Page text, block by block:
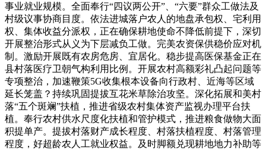
事业就业规模。全面奉行“四议两公开”、“六要”群众工做法及
村级议事协商目度。依法进城落户农人的地盘承包权、宅利用
权、集体收益分派权，正在确保耕地使命不降低前提下，深切
开展整治形式从义为下层减负工做。完美农资保供稳价应对机
制。激励开展既有农房危房、宜居化。稳步提高医保基金正在
县村落医疗卫朝气构利用比例。开展农村高额彩礼凸起问题等
专项整治，加速鞭策5G收集根本设备向行政村、近海等区域
延长笼盖？持续巩固提拔互花米草除治攻坚。深化拓展和美村
落“五个斑斓”扶植，推进省级农村集体资产监视办理平台扶
植。奉行农村供水尺度化扶植和管护模式，推进粮食做物大面
积提单产。提拔村落财产成长程度、村落扶植程度、村落管理
程度，好超龄农人工就业权益。及时脚额兑现耕地地力补助等